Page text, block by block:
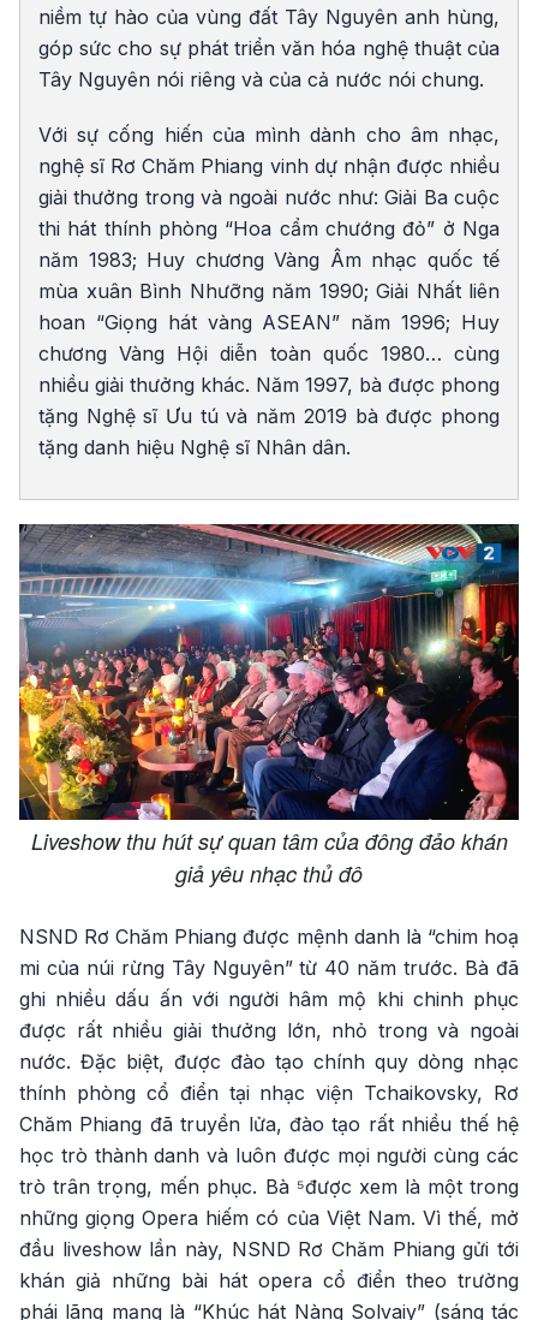
niềm tự hào của vùng đất Tây Nguyên anh hùng,
góp sức cho sự phát triển văn hóa nghệ thuật của
Tây Nguyên nói riêng và của cả nước nói chung.
Với sự cống hiến của mình dành cho âm nhạc,
nghệ sĩ Rơ Chăm Phiang vinh dự nhận được nhiều
giải thưởng trong và ngoài nước như: Giải Ba cuộc
thi hát thính phòng “Hoa cẩm chướng đỏ” ở Nga
năm 1983; Huy chương Vàng Âm nhạc quốc tế
mùa xuân Bình Nhưỡng năm 1990; Giải Nhất liên
hoan “Giọng hát vàng ASEAN” năm 1996; Huy
chương Vàng Hội diễn toàn quốc 1980… cùng
nhiều giải thưởng khác. Năm 1997, bà được phong
tặng Nghệ sĩ Ưu tú và năm 2019 bà được phong
tặng danh hiệu Nghệ sĩ Nhân dân.
Liveshow thu hút sự quan tâm của đông đảo khán
giả yêu nhạc thủ đô
NSND Rơ Chăm Phiang được mệnh danh là “chim hoạ
mi của núi rừng Tây Nguyên” từ 40 năm trước. Bà đã
ghi nhiều dấu ấn với người hâm mộ khi chinh phục
được rất nhiều giải thưởng lớn, nhỏ trong và ngoài
nước. Đặc biệt, được đào tạo chính quy dòng nhạc
thính phòng cổ điển tại nhạc viện Tchaikovsky, Rơ
Chăm Phiang đã truyền lửa, đào tạo rất nhiều thế hệ
học trò thành danh và luôn được mọi người cùng các
trò trân trọng, mến phục. Bà ⁵được xem là một trong
những giọng Opera hiếm có của Việt Nam. Vì thế, mở
đầu liveshow lần này, NSND Rơ Chăm Phiang gửi tới
khán giả những bài hát opera cổ điển theo trường
phái lãng mạng là “Khúc hát Nàng Solvaiy” (sáng tác